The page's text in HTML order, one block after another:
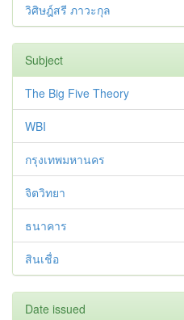
วิศิษฎ์สรี ภาวะกุล
Subject
The Big Five Theory
WBI
กรุงเทพมหานคร
จิตวิทยา
ธนาคาร
สินเชื่อ
Date issued